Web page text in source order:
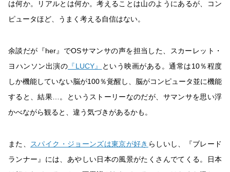
は何か。リアルとは何か。考えることは山のようにあるが、コン
ピュータほど、うまく考える自信はない。
余談だが『her』でOSサマンサの声を担当した、スカーレット・
ヨハンソン出演の 『LUCY』
という映画がある。通常は10％程度
しか機能していない脳が100％覚醒し、脳がコンピュータ並に機能
すると、結果…。というストーリーなのだが、サマンサを思い浮
かべながら観ると、違う気づきがあるかも。
また、 スパイク・ジョーンズは東京が好き らしいし、『ブレード
ランナー』には、あやしい日本の風景がたくさんでてくる。日本